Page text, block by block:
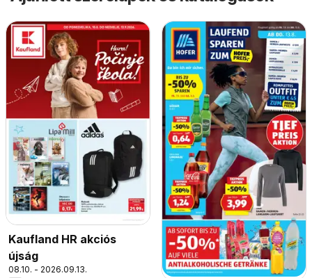
Kaufland HR akciós
újság
08.10. - 2026.09.13.